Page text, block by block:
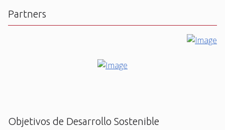
Partners
Objetivos de Desarrollo Sostenible